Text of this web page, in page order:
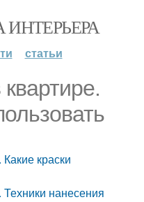
статьи
краски
нанесения